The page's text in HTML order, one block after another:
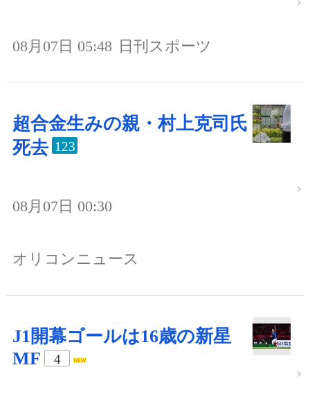
08月07日 05:48 日刊スポーツ
超合金生みの親・村上克司氏
死去 123
08月07日 00:30
オリコンニュース
J1開幕ゴールは16歳の新星
MF
4